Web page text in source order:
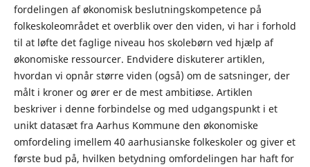
fordelingen af økonomisk beslutningskompetence på
folkeskoleområdet et overblik over den viden, vi har i forhold
til at løfte det faglige niveau hos skolebørn ved hjælp af
økonomiske ressourcer. Endvidere diskuterer artiklen,
hvordan vi opnår større viden (også) om de satsninger, der
målt i kroner og ører er de mest ambitiøse. Artiklen
beskriver i denne forbindelse og med udgangspunkt i et
unikt datasæt fra Aarhus Kommune den økonomiske
omfordeling imellem 40 aarhusianske folkeskoler og giver et
første bud på, hvilken betydning omfordelingen har haft for